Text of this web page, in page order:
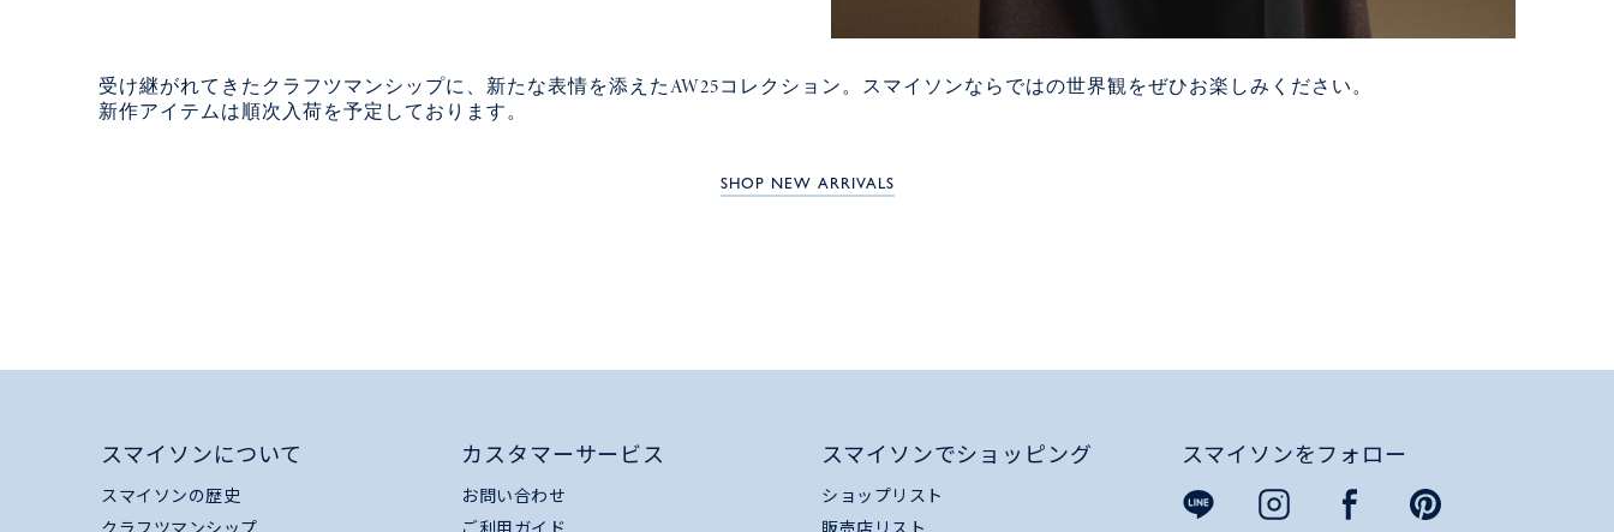
受け継がれてきたクラフツマンシップに、新たな表情を添えたAW25コレクション。スマイソンならではの世界観をぜひお楽しみください。
新作アイテムは順次入荷を予定しております。
SHOP NEW ARRIVALS
スマイソンについて
スマイソンの歴史
カスタマーサービス
お問い合わせ
スマイソンでショッピング
ショップリスト
スマイソンをフォロー